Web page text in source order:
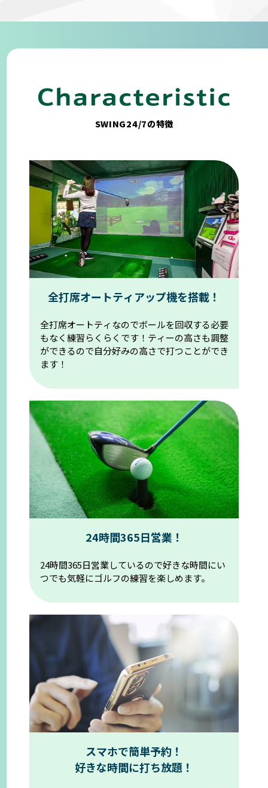
SWING24/7の特徴
全打席オートティアップ機を搭載！
全打席オートティなのでボールを回収する必要
もなく練習らくらくです！ ティーの高さも調整
ができるので自分好みの高さで打つことができ
ます！
24時間365日営業！
24時間365日営業しているので好きな時間にい
つでも気軽にゴルフの練習を楽しめます。
スマホで簡単予約！
好きな時間に打ち放題！